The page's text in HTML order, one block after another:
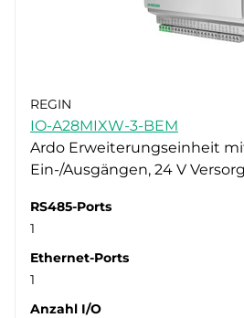
REGIN
IO-A28MIXW-3-BEM
Ardo Erweiterungseinheit
Ein-/Ausgängen, 24 V
RS485-Ports
1
Ethernet-Ports
1
Anzahl I/O